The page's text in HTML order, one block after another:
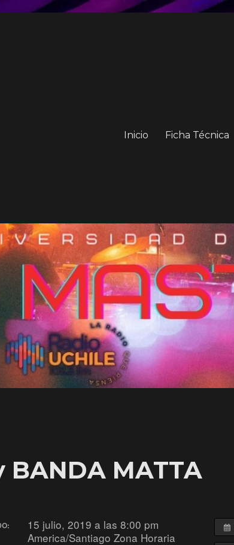
Inicio Ficha Técnica
BANDA MATTA
15 julio, 2019 a las 8:00 pm
America/Santiago Zona Horaria